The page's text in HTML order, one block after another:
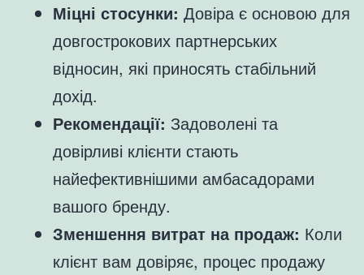
Міцні стосунки: Довіра є основою для
довгострокових партнерських
відносин, які приносять стабільний
дохід.
Рекомендації: Задоволені та
довірливі клієнти стають
найефективнішими амбасадорами
вашого бренду.
Зменшення витрат на продаж: Коли
клієнт вам довіряє, процес продажу